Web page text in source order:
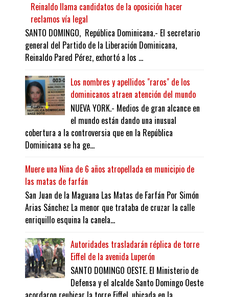
Reinaldo llama candidatos de la oposición hacer
reclamos vía legal
SANTO DOMINGO, República Dominicana.- El secretario
general del Partido de la Liberación Dominicana,
Reinaldo Pared Pérez, exhortó a los ...
Los nombres y apellidos "raros" de los
dominicanos atraen atención del mundo
NUEVA YORK.- Medios de gran alcance en
el mundo están dando una inusual
cobertura a la controversia que en la República
Dominicana se ha ge...
Muere una Nina de 6 años atropellada en municipio de
las matas de farfán
San Juan de la Maguana Las Matas de Farfán Por Simón
Arias Sánchez La menor que trataba de cruzar la calle
enriquillo esquina la canela...
Autoridades trasladarán réplica de torre
Eiffel de la avenida Luperón
SANTO DOMINGO OESTE. El Ministerio de
Defensa y el alcalde Santo Domingo Oeste